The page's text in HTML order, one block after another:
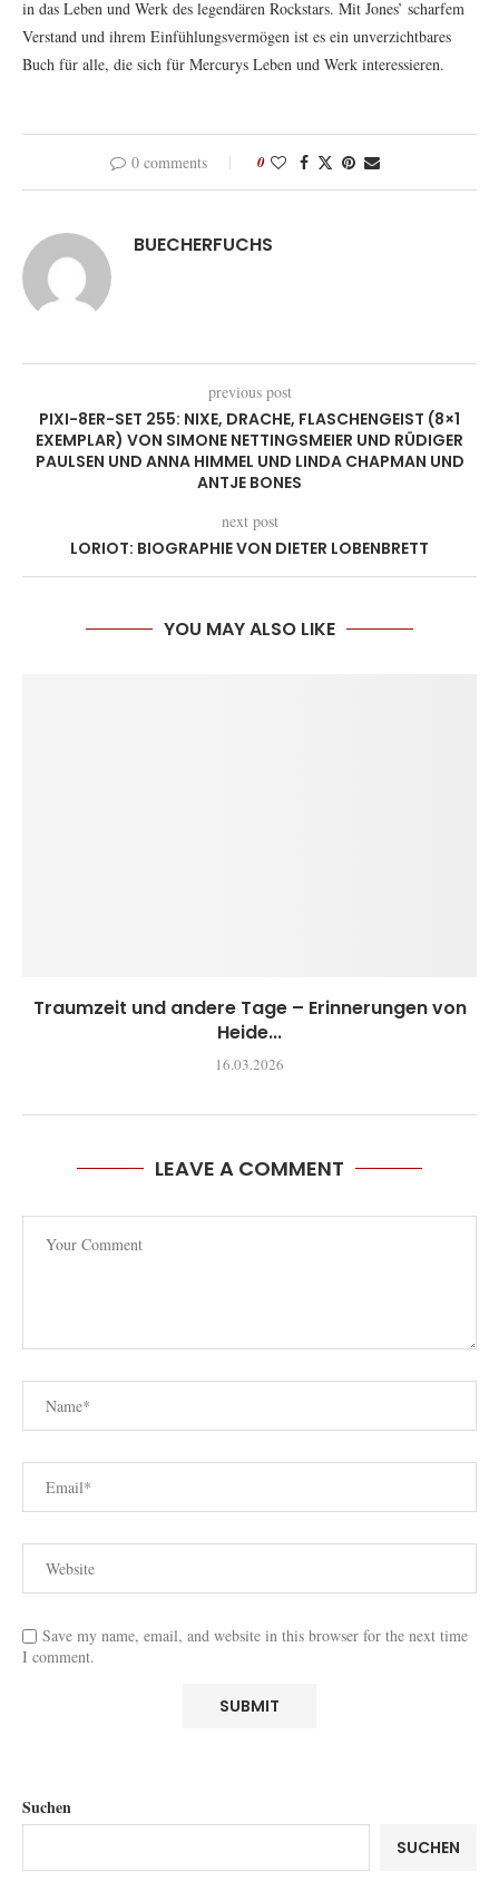
in das Leben und Werk des legendären Rockstars. Mit Jones’ scharfem
Verstand und ihrem Einfühlungsvermögen ist es ein unverzichtbares
Buch für alle, die sich für Mercurys Leben und Werk interessieren.
0 comments 0
BUECHERFUCHS
previous post
PIXI-8ER-SET 255: NIXE, DRACHE, FLASCHENGEIST (8×1
EXEMPLAR) VON SIMONE NETTINGSMEIER UND RÜDIGER
PAULSEN UND ANNA HIMMEL UND LINDA CHAPMAN UND
ANTJE BONES
next post
LORIOT: BIOGRAPHIE VON DIETER LOBENBRETT
YOU MAY ALSO LIKE
Traumzeit und andere Tage – Erinnerungen von
Heide...
16.03.2026
LEAVE A COMMENT
Save my name, email, and website in this browser for the next time
I comment.
Suchen
SUCHEN